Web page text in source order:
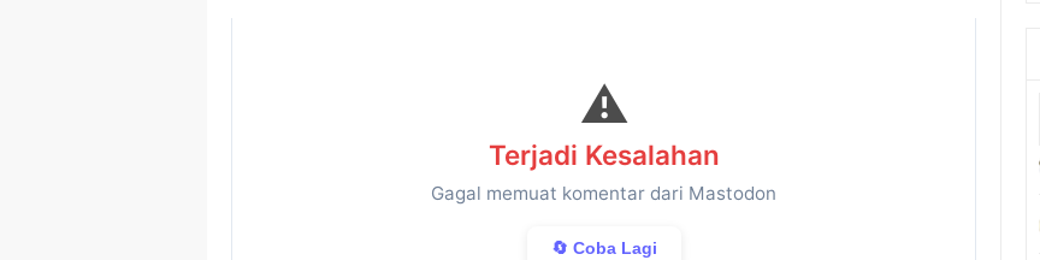
⚠️
Terjadi Kesalahan
Gagal memuat komentar dari Mastodon
🔄 Coba Lagi